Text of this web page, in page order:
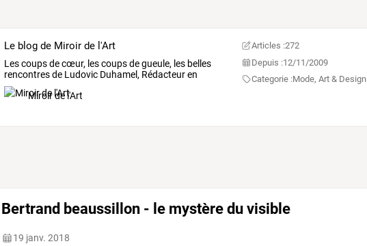
Le blog de Miroir de l'Art
Lescoupsdecœur,lescoupsdegueule,lesbelles
rencontresdeLudovicDuhamel,Rédacteuren
Chef
Miroir de l'Art
Articles :272
Depuis :12/11/2009
Categorie :Mode, Art & Design
Bertrand beaussillon - le mystère du visible
19 janv. 2018